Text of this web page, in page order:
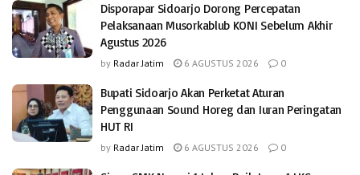
Disporapar Sidoarjo Dorong Percepatan
Pelaksanaan Musorkablub KONI Sebelum Akhir
Agustus 2026
by Radar Jatim 6 AGUSTUS 2026 0
Bupati Sidoarjo Akan Perketat Aturan
Penggunaan Sound Horeg dan Iuran Peringatan
HUT RI
by Radar Jatim 6 AGUSTUS 2026 0